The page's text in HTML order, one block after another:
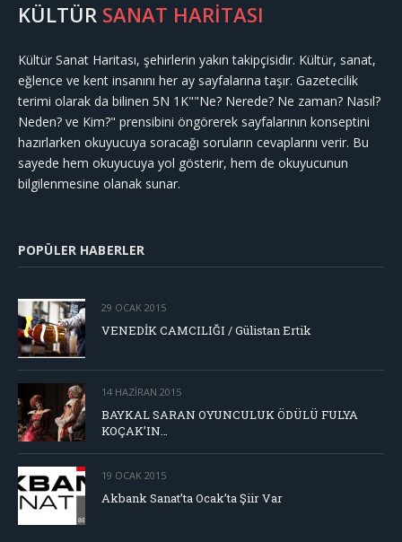
KÜLTÜR SANAT HARİTASI
Kültür Sanat Haritası, şehirlerin yakın takipçisidir. Kültür, sanat,
eğlence ve kent insanını her ay sayfalarına taşır. Gazetecilik
terimi olarak da bilinen 5N 1K""Ne? Nerede? Ne zaman? Nasıl?
Neden? ve Kim?" prensibini öngörerek sayfalarının konseptini
hazırlarken okuyucuya soracağı soruların cevaplarını verir. Bu
sayede hem okuyucuya yol gösterir, hem de okuyucunun
bilgilenmesine olanak sunar.
POPÜLER HABERLER
29 OCAK 2015
VENEDİK CAMCILIĞI / Gülistan Ertik
14 HAZIRAN 2015
BAYKAL SARAN OYUNCULUK ÖDÜLÜ FULYA
KOÇAK’IN…
19 OCAK 2015
Akbank Sanat’ta Ocak’ta Şiir Var